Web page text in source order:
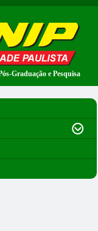
Graduação e Pesquisa